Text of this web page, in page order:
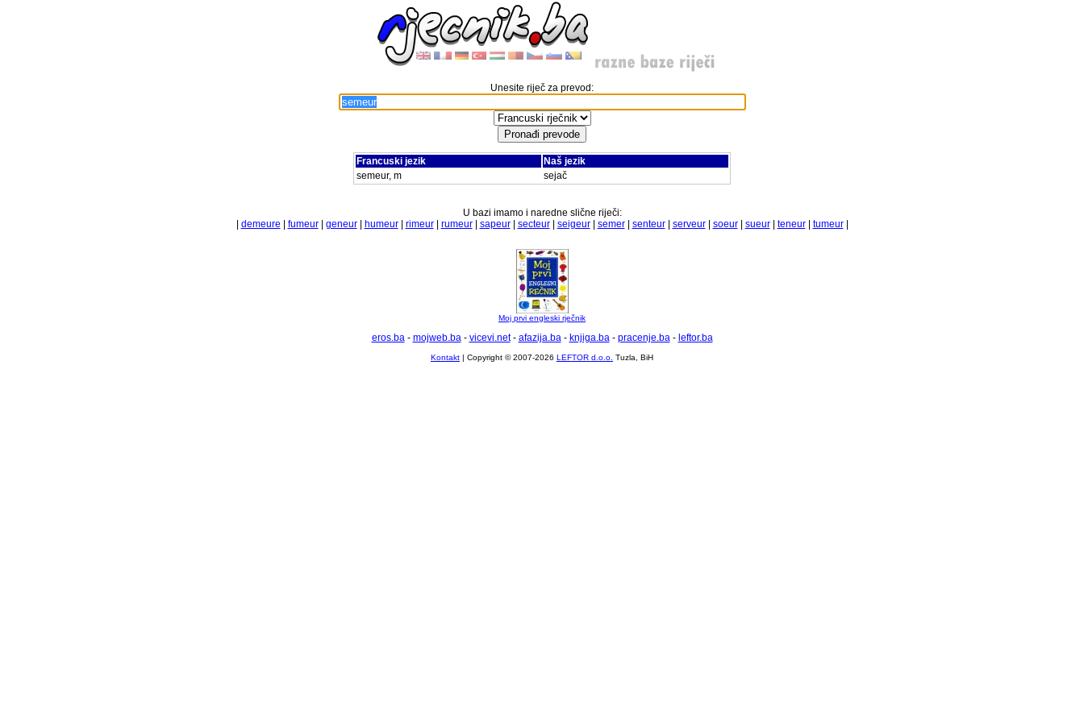
Unesite riječ za prevod:
Francuski jezik
Naš jezik
semeur, m
sejač
U bazi imamo i naredne slične riječi:
demeure fumeur| geneur| humeur| rimeur| rumeur| sapeur| secteur| seigeur| semer| senteur| serveur| soeur| sueur| teneur| tumeur|
Moj prvi engleski rječnik
eros.ba- mojweb.ba- vicevi.net- afazija.ba- knjiga.ba- pracenje.ba- leftor.ba
Kontakt | Copyright © 2007-2026 LEFTOR d.o.o. Tuzla, BiH